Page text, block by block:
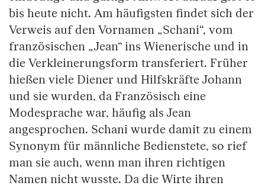
bis heute nicht. Am häufigsten findet sich der
Verweis auf den Vornamen „Schani“, vom
französischen „Jean“ ins Wienerische und in
die Verkleinerungsform transferiert. Früher
hießen viele Diener und Hilfskräfte Johann
und sie wurden, da Französisch eine
Modesprache war, häufig als Jean
angesprochen. Schani wurde damit zu einem
Synonym für männliche Bedienstete, so rief
man sie auch, wenn man ihren richtigen
Namen nicht wusste. Da die Wirte ihren